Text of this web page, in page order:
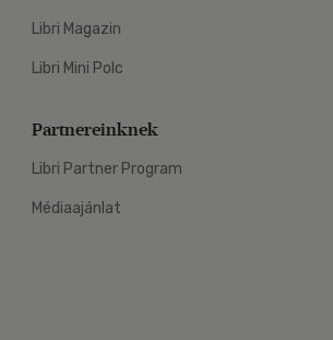
Libri Magazin
Libri Mini Polc
Partnereinknek
Libri Partner Program
Médiaajánlat